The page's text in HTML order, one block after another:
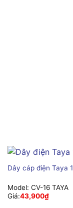
Dây cáp điện Taya
Model: CV-16 TAYA
Giá:43,900₫